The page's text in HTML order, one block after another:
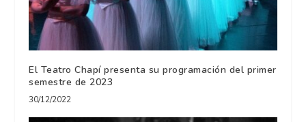
El Teatro Chapí presenta su programación del primer
semestre de 2023
30/12/2022